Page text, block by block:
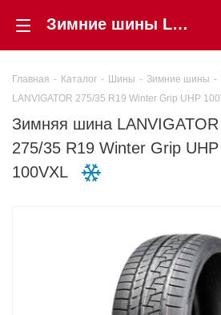
Зимние шины LANVIGATOR 275/35 R19 Winter Grip UHP 100VXL купить в интернет-магазине Шинторг
Главная - Каталог - Шины - Зимние шины -
LANVIGATOR 275/35 R19 Winter Grip UHP
Зимняя шина LANVIGATOR
275/35 R19 Winter Grip UHP
100VXL